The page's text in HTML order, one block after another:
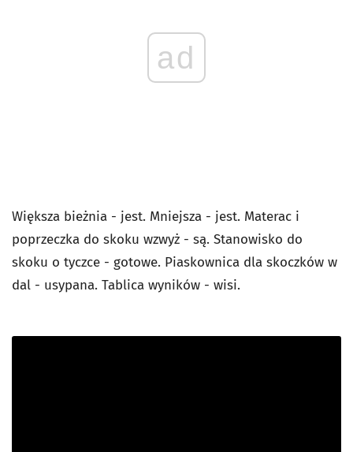
ad
Większa bieżnia - jest. Mniejsza - jest. Materac i
poprzeczka do skoku wzwyż - są. Stanowisko do
skoku o tyczce - gotowe. Piaskownica dla skoczków w
dal - usypana. Tablica wyników - wisi.